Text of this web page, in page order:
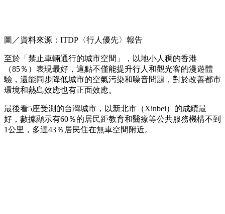
圖／資料來源：ITDP〈行人優先〉報告
至於「禁止車輛通行的城市空間」，以地小人稠的香港
（85％）表現最好，這點不僅能提升行人和觀光客的漫遊體
驗，還能同步降低城市的空氣污染和噪音問題，對於改善都市
環境和熱島效應也有正面效應。
最後看5座受測的台灣城市，以新北市（Xinbei）的成績最
好，數據顯示有60％的居民距教育和醫療等公共服務機構不到
1公里，多達43％居民住在無車空間附近。